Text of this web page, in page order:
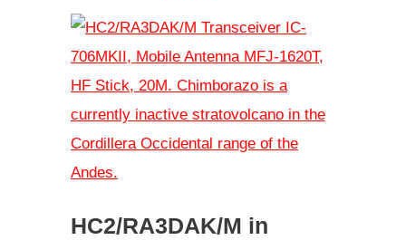
HC2/RA3DAK/M in